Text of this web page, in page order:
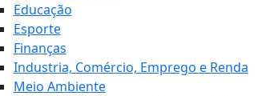
Educação
Esporte
Finanças
Industria, Comércio, Emprego e Renda
Meio Ambiente